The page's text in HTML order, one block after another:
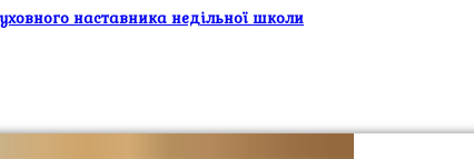
наставника недільної школи